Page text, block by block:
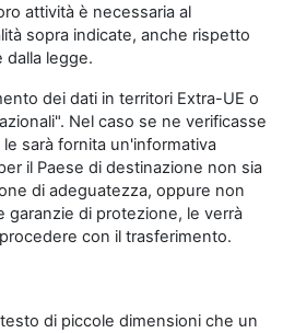
attività è necessaria al
sopra indicate, anche rispetto
dalla legge.
dei dati in territori Extra-UE o
Nel caso se ne verificasse
le sarà fornita un'informativa
il Paese di destinazione non sia
di adeguatezza, oppure non
garanzie di protezione, le verrà
con il trasferimento.
di piccole dimensioni che un